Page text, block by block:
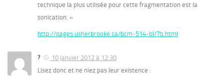
technique la plus utilisée pour cette fragmentation est la
sonication. »
http://pages.usherbrooke.ca/bcm-514-bl/7b.html
?
10 janvier 2012 à 12:30
Lisez donc et ne niez pas leur existence :